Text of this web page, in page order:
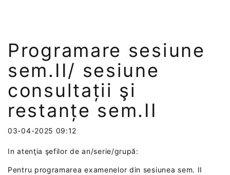
Programare sesiune
sem.II/ sesiune
consultații şi
restanțe sem.II
03-04-2025 09:12
In atenţia şefilor de an/serie/grupă:
Pentru programarea examenelor din sesiunea sem. II